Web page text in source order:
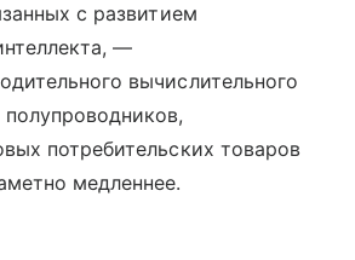
с развитием
—
вычислительного
потребительских товаров
медленнее.